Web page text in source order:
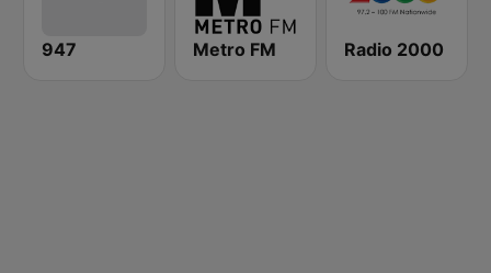
947 Metro FM Radio 2000